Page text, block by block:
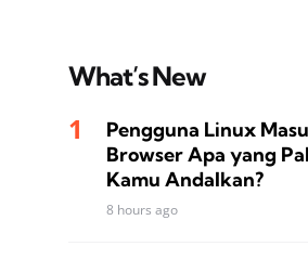
What’s New
Pengguna Linux
Browser Apa yang
Kamu Andalkan?
8 hours ago